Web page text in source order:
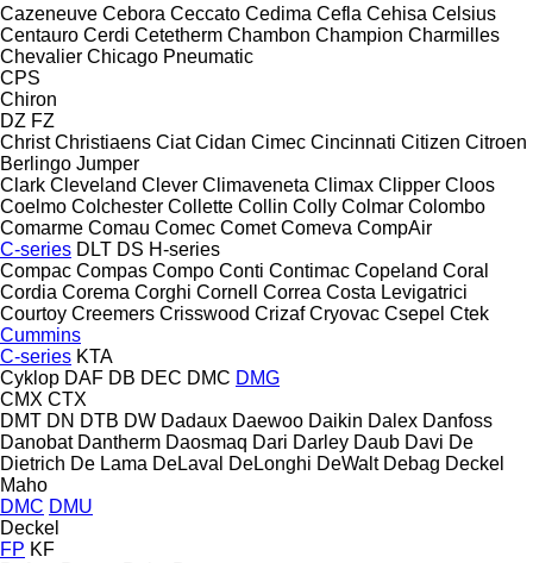
Cazeneuve Cebora Ceccato Cedima Cefla Cehisa Celsius
Centauro Cerdi Cetetherm Chambon Champion Charmilles
Chevalier Chicago Pneumatic
CPS
Chiron
DZ FZ
Christ Christiaens Ciat Cidan Cimec Cincinnati Citizen Citroen
Berlingo Jumper
Clark Cleveland Clever Climaveneta Climax Clipper Cloos
Coelmo Colchester Collette Collin Colly Colmar Colombo
Comarme Comau Comec Comet Comeva CompAir
C-series DLT DS H-series
Compac Compas Compo Conti Contimac Copeland Coral
Cordia Corema Corghi Cornell Correa Costa Levigatrici
Courtoy Creemers Crisswood Crizaf Cryovac Csepel Ctek
Cummins
C-series KTA
Cyklop DAF DB DEC DMC DMG
CMX CTX
DMT DN DTB DW Dadaux Daewoo Daikin Dalex Danfoss
Danobat Dantherm Daosmaq Dari Darley Daub Davi De
Dietrich De Lama DeLaval DeLonghi DeWalt Debag Deckel
Maho
DMC DMU
Deckel
FP KF